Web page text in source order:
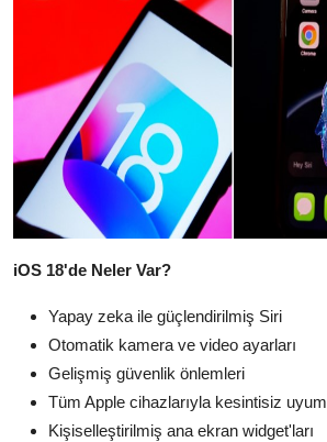
iOS 18'de Neler Var?
Yapay zeka ile güçlendirilmiş Siri
Otomatik kamera ve video ayarları
Gelişmiş güvenlik önlemleri
Tüm Apple cihazlarıyla kesintisiz uyum
Kişiselleştirilmiş ana ekran widget'ları